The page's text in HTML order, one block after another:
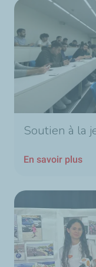
Soutien à la
En savoir plus